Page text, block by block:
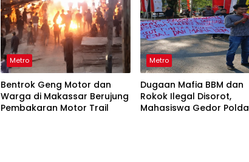
Metro
Bentrok Geng Motor dan
Warga di Makassar Berujung
Pembakaran Motor Trail
Metro
Dugaan Mafia BBM dan
Rokok Ilegal Disorot,
Mahasiswa Gedor Polda